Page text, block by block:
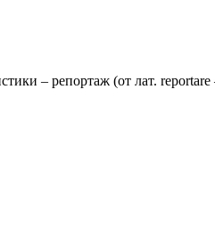
– репортаж (от лат. reportare